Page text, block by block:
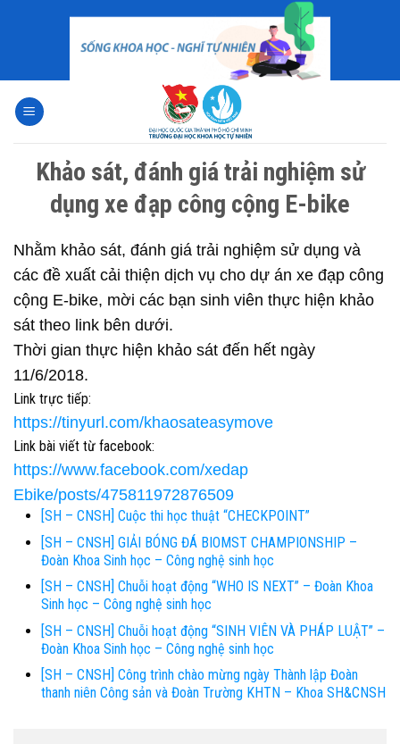
Khảo sát, đánh giá trải nghiệm sử
dụng xe đạp công cộng E-bike
Nhằm khảo sát, đánh giá trải nghiệm sử dụng và
các đề xuất cải thiện dịch vụ cho dự án xe đạp công
cộng E-bike, mời các bạn sinh viên thực hiện khảo
sát theo link bên dưới.
Thời gian thực hiện khảo sát đến hết ngày
11/6/2018.
Link trực tiếp:
https://tinyurl.com/khaosateasymove
Link bài viết từ facebook:
https://www.facebook.com/xedap
Ebike/posts/475811972876509
[SH – CNSH] Cuộc thi học thuật “CHECKPOINT”
[SH – CNSH] GIẢI BÓNG ĐÁ BIOMST CHAMPIONSHIP –
Đoàn Khoa Sinh học – Công nghệ sinh học
[SH – CNSH] Chuỗi hoạt động “WHO IS NEXT” – Đoàn Khoa
Sinh học – Công nghệ sinh học
[SH – CNSH] Chuỗi hoạt động “SINH VIÊN VÀ PHÁP LUẬT” –
Đoàn Khoa Sinh học – Công nghệ sinh học
[SH – CNSH] Công trình chào mừng ngày Thành lập Đoàn
thanh niên Công sản và Đoàn Trường KHTN – Khoa SH&CNSH